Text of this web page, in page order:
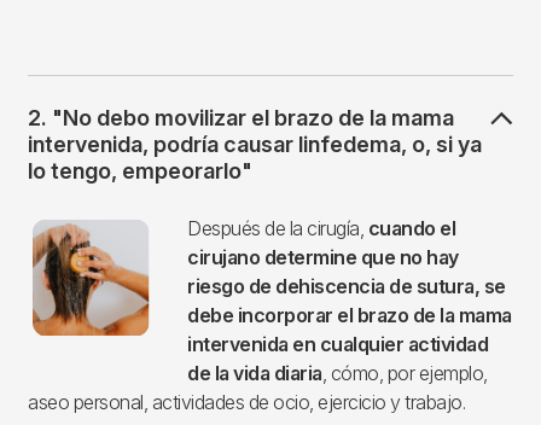
2. "No debo movilizar el brazo de la mama
intervenida, podría causar linfedema, o, si ya
lo tengo, empeorarlo"
Imagen Después de la cirugía, cuando el
cirujano determine que no hay
riesgo de dehiscencia de sutura, se
debe incorporar el brazo de la mama
intervenida en cualquier actividad
de la vida diaria , cómo, por ejemplo,
aseo personal, actividades de ocio, ejercicio y trabajo.